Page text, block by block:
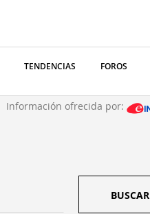
TENDENCIAS FOROS
Información ofrecida por:
BUSCAR